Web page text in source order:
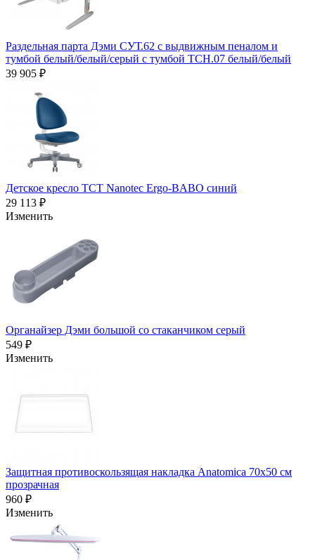
Раздельная парта Дэми СУТ.62 с выдвижным пеналом и
тумбой белый/белый/серый с тумбой ТСН.07 белый/белый
39 905 ₽
Детское кресло TCT Nanotec Ergo-BABO синий
29 113 ₽
Изменить
Органайзер Дэми большой со стаканчиком серый
549 ₽
Изменить
Защитная противоскользящая накладка Anatomica 70х50 см
прозрачная
960 ₽
Изменить